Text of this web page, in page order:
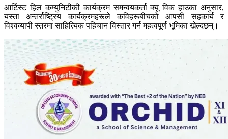
आर्टिस्ट हिल कम्युनिटीकी कार्यक्रम समन्वयकर्ता क्यू विक हाउका अनुसार,
यस्ता अन्तर्राष्ट्रिय कार्यक्रमहरूले कविहरूबीचको आपसी सहकार्य र
विश्वव्यापी स्तरमा साहित्यिक पहिचान विस्तार गर्न महत्वपूर्ण भूमिका खेल्दछन्।